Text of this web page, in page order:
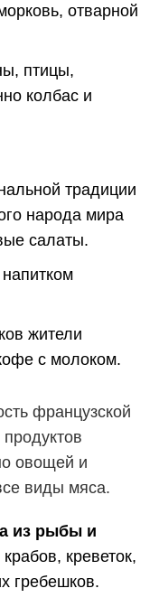
отварной
птицы,
колбас и
традиции
народа мира
салаты.
жители
с молоком.
французской
овощей и
виды мяса.
из рыбы и
креветок,
гребешков.